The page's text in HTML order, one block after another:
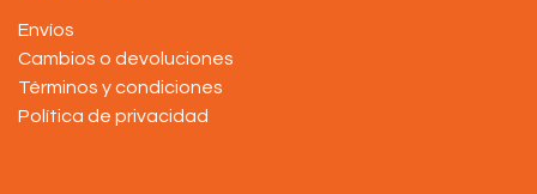
Envíos
Cambios o devoluciones
Términos y condiciones
Política de privacidad